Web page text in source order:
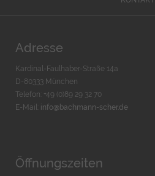
Adresse
Kardinal-Faulhaber-Straße 14a
D-80333 München
Telefon: +49 (0)89 29 32 70
E-Mail: info@bachmann-scher.de
Öffnungszeiten